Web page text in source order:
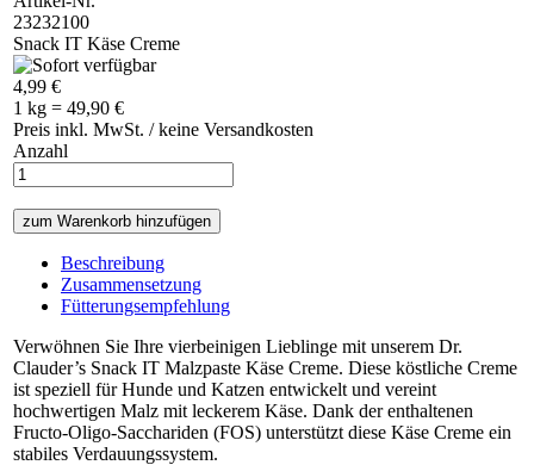
23232100
Snack IT Käse Creme
4,99 €
1 kg = 49,90 €
Preis inkl. MwSt. / keine Versandkosten
Anzahl
Beschreibung
Zusammensetzung
Fütterungsempfehlung
Verwöhnen Sie Ihre vierbeinigen Lieblinge mit unserem Dr.
Clauder’s Snack IT Malzpaste Käse Creme. Diese köstliche Creme
ist speziell für Hunde und Katzen entwickelt und vereint
hochwertigen Malz mit leckerem Käse. Dank der enthaltenen
Fructo-Oligo-Sacchariden (FOS) unterstützt diese Käse Creme ein
stabiles Verdauungssystem.